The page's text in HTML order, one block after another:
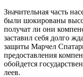
Значительная часть
были шокированы
получат ли они
заставил себя долго
защиты Марчел
предоставления
обойдется
леев.